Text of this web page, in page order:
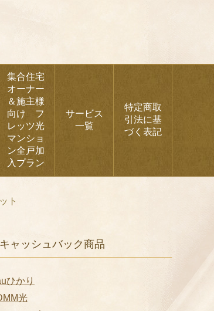
集合住宅
オーナー
＆施主様
向け フ
レッツ光
マンショ
ン全戸加
入プラン
サービス
一覧
特定商取
引法に基
づく表記
ト
ャッシュバック商品
ひかり
光